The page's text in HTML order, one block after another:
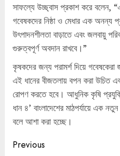
সাফল্যে উচ্ছ্বাস প্রকাশ করে বলেন,
গবেষকদের নিষ্ঠা ও মেধার এক অনন্য
উৎপাদনশীলতা বাড়াতে এবং জলবায়ু
গুরুত্বপূর্ণ অবদান রাখবে।”
কৃষকদের জন্য পরামর্শ দিয়ে
এই ধানের বীজতলায় বপন করা উচিত
রোপণ করতে হবে। আধুনিক কৃষি
ধান ৪’ বাংলাদেশের মাঠপর্যায়ে এক
বলে আশা করা হচ্ছে।
Continue
Previous